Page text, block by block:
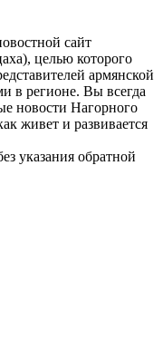
сайт
целью которого
армянской
в регионе. Вы всегда
новости Нагорного
живет и развивается
указания обратной